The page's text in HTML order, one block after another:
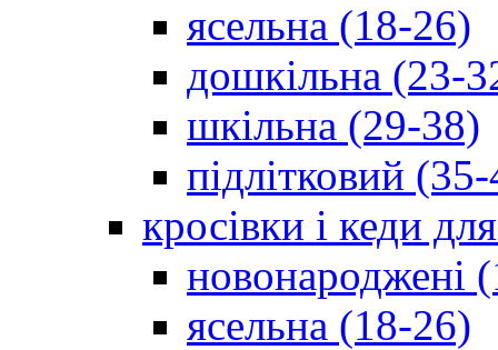
ясельна (18-26)
дошкільна (23-
шкільна (29-38)
підлітковий
кросівки і кеди
новонароджені
ясельна (18-26)